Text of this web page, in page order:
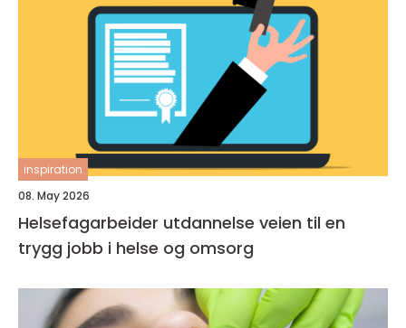
inspiration
08. May 2026
Helsefagarbeider utdannelse veien til en
trygg jobb i helse og omsorg